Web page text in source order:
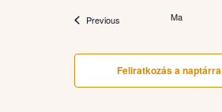
PreviousEsemények Ma
Feliratkozás a naptárra